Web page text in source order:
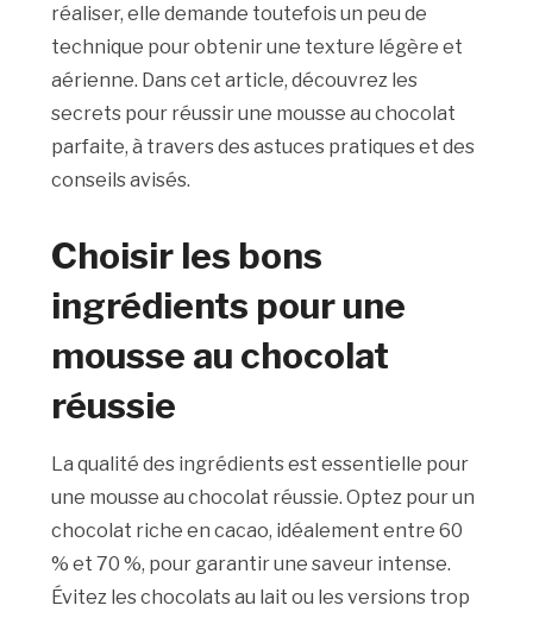
réaliser, elle demande toutefois un peu de
technique pour obtenir une texture légère et
aérienne. Dans cet article, découvrez les
secrets pour réussir une mousse au chocolat
parfaite, à travers des astuces pratiques et des
conseils avisés.
Choisir les bons
ingrédients pour une
mousse au chocolat
réussie
La qualité des ingrédients est essentielle pour
une mousse au chocolat réussie. Optez pour un
chocolat riche en cacao, idéalement entre 60
% et 70 %, pour garantir une saveur intense.
Évitez les chocolats au lait ou les versions trop